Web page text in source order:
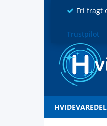
Fri fragt
Trustpilot